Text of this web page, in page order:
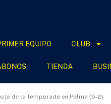
EQUIPO CLUB
TIENDA
de la temporada en Palma (5-2)